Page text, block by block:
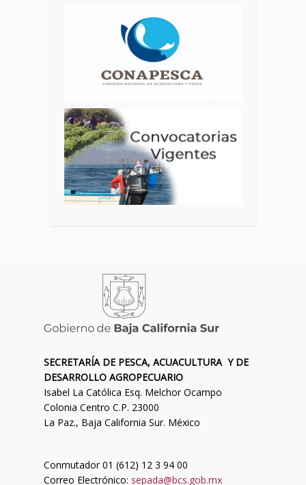
SECRETARÍA DE PESCA, ACUACULTURA Y DE
DESARROLLO AGROPECUARIO
Isabel La Católica Esq. Melchor Ocampo
Colonia Centro C.P. 23000
La Paz., Baja California Sur. México
Conmutador 01 (612) 12 3 94 00
Correo Electrónico: sepada@bcs.gob.mx